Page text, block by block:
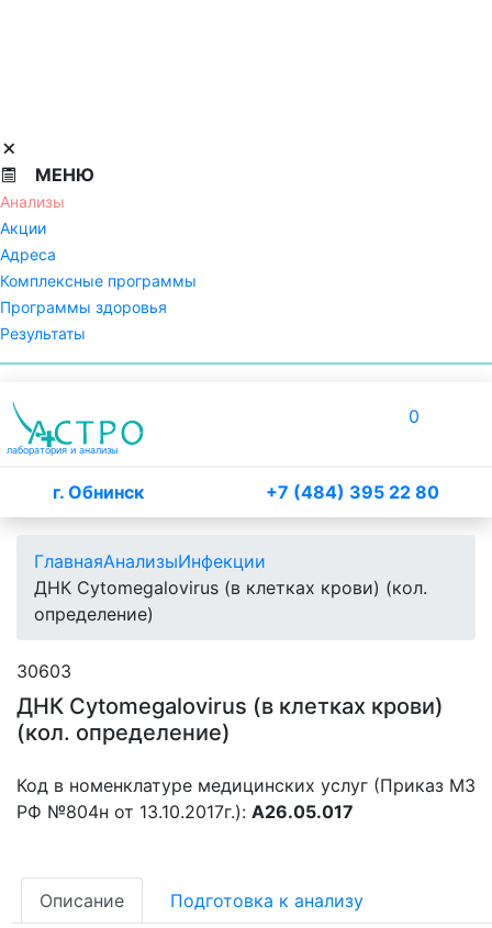
МЕНЮ
Анализы
Акции
Адреса
Комплексные программы
Программы здоровья
Результаты
лаборатория и анализы
г. Обнинск +7 (484) 395 22 80
0
ГлавнаяАнализыИнфекции
ДНК Cytomegalovirus (в клетках крови) (кол.
определение)
30603
ДНК Cytomegalovirus (в клетках крови)
(кол. определение)
Код в номенклатуре медицинских услуг (Приказ МЗ
РФ №804н от 13.10.2017г.): A26.05.017
Описание Подготовка к анализу